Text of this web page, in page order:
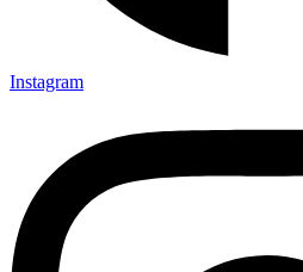
Instagram